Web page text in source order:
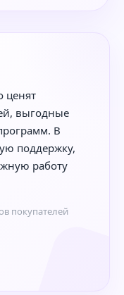
ценят
выгодные
В
поддержку,
работу
покупателей